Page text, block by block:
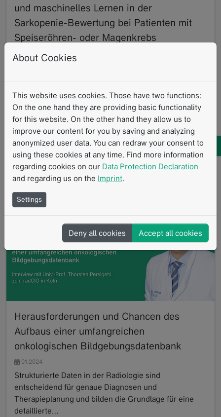
und maschinelles Lernen in der
Sarkopenie-Bewertung bei Patienten mit
Speiseröhren- oder Magenkrebs
02.2024
des Universitätsklinikums Ulm die Rolle der
Sarkopenie bei Patienten mit Speiseröhren- oder…
Read more
Forschung mit mint Klinische Forschung Klinische Studien
Standardisierte Messverfahren Klinische Routine
Immuntherapie Therapiewirkungsbewertung
Strukturierte Berichterstattung iRECIST
Herausforderungen und Chancen des
Aufbaus einer umfangreichen
onkologischen Bildgebungsdatenbank
01.2024
Strukturierte Daten in der Radiologie sind
entscheidend für genaue Diagnosen und
Therapieplanung und bilden die Grundlage für eine
detaillierte…
About Cookies
This website uses cookies. Those have two functions:
On the one hand they are providing basic functionality
for this website. On the other hand they allow us to
improve our content for you by saving and analyzing
anonymized user data. You can redraw your consent to
using these cookies at any time. Find more information
regarding cookies on our Data Protection Declaration
and regarding us on the Imprint.
Settings
Deny all cookies Accept all cookies